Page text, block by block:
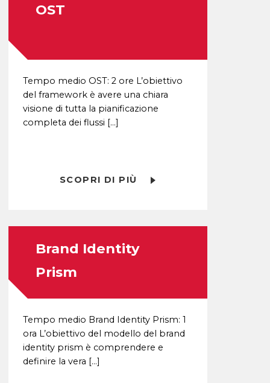
OST
Tempo medio OST: 2 ore L’obiettivo
del framework è avere una chiara
visione di tutta la pianificazione
completa dei flussi […]
SCOPRI DI PIÙ
Brand Identity
Prism
Tempo medio Brand Identity Prism: 1
ora L’obiettivo del modello del brand
identity prism è comprendere e
definire la vera […]